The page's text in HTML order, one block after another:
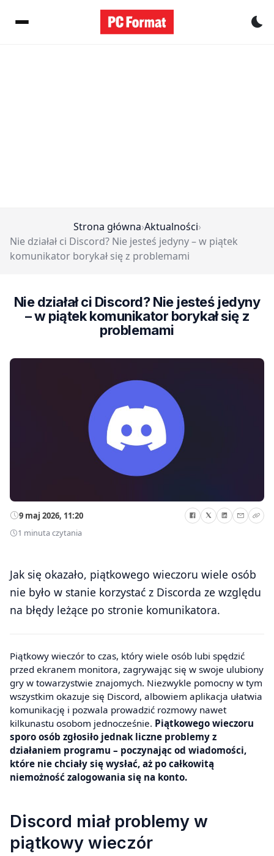
Strona główna›Aktualności›
Nie działał ci Discord? Nie jesteś jedyny – w piątek
komunikator borykał się z problemami
Nie działał ci Discord? Nie jesteś jedyny
– w piątek komunikator borykał się z
problemami
9 maj 2026, 11:20
1 minuta czytania
Jak się okazało, piątkowego wieczoru wiele osób
nie było w stanie korzystać z Discorda ze względu
na błędy leżące po stronie komunikatora.
Piątkowy wieczór to czas, który wiele osób lubi spędzić
przed ekranem monitora, zagrywając się w swoje ulubiony
gry w towarzystwie znajomych. Niezwykle pomocny w tym
wszystkim okazuje się Discord, albowiem aplikacja ułatwia
komunikację i pozwala prowadzić rozmowy nawet
kilkunastu osobom jednocześnie. Piątkowego wieczoru
sporo osób zgłosiło jednak liczne problemy z
działaniem programu – poczynając od wiadomości,
które nie chciały się wysłać, aż po całkowitą
niemożność zalogowania się na konto.
Discord miał problemy w
piątkowy wieczór